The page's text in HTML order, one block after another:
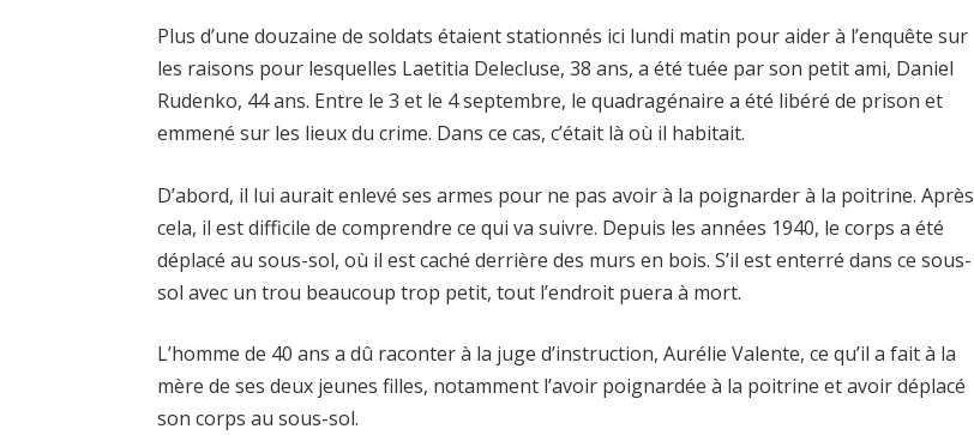
Plus d’une douzaine de soldats étaient stationnés ici lundi matin pour aider à l’enquête sur
les raisons pour lesquelles Laetitia Delecluse, 38 ans, a été tuée par son petit ami, Daniel
Rudenko, 44 ​​ans. Entre le 3 et le 4 septembre, le quadragénaire a été libéré de prison et
emmené sur les lieux du crime. Dans ce cas, c’était là où il habitait.
D’abord, il lui aurait enlevé ses armes pour ne pas avoir à la poignarder à la poitrine. Après
cela, il est difficile de comprendre ce qui va suivre. Depuis les années 1940, le corps a été
déplacé au sous-sol, où il est caché derrière des murs en bois. S’il est enterré dans ce sous-
sol avec un trou beaucoup trop petit, tout l’endroit puera à mort.
L’homme de 40 ans a dû raconter à la juge d’instruction, Aurélie Valente, ce qu’il a fait à la
mère de ses deux jeunes filles, notamment l’avoir poignardée à la poitrine et avoir déplacé
son corps au sous-sol.